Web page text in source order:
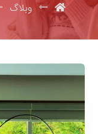
وبلاگ